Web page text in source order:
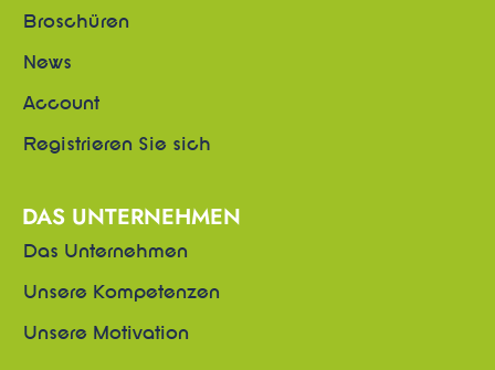
Broschüren
News
Account
Registrieren Sie sich
DAS UNTERNEHMEN
Das Unternehmen
Unsere Kompetenzen
Unsere Motivation